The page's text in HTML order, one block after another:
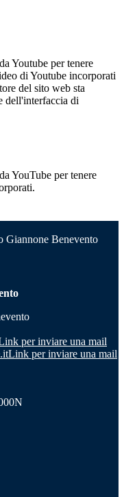
Youtube per tenere
di Youtube incorporati
del sito web sta
dell'interfaccia di
YouTube per tenere
Giannone Benevento
per inviare una mail
Link per inviare una mail